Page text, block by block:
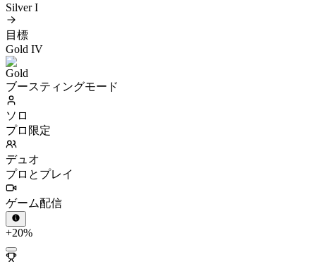
Silver I
目標
Gold IV
ブースティングモード
ソロ
プロ限定
デュオ
プロとプレイ
ゲーム配信
+20%